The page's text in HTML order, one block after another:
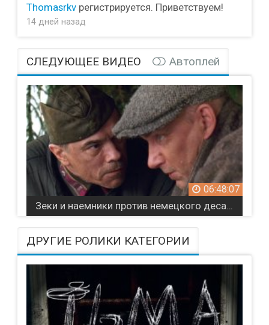
Thomasrkvрегистрируется. Приветствуем!
14 дней назад
СЛЕДУЮЩЕЕ ВИДЕО Автоплей
06:48:07
Зеки и наемники против немецкого десанта / Московский дворик
ДРУГИЕ РОЛИКИ КАТЕГОРИИ